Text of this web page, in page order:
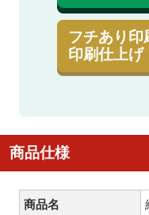
フチあり印
印刷仕上げ
商品仕様
商品名